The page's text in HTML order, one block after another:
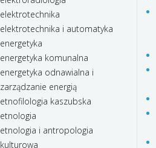
elektrotechnika
elektrotechnika i automatyka
energetyka
energetyka komunalna
energetyka odnawialna i
zarządzanie energią
etnofilologia kaszubska
etnologia
etnologia i antropologia
kulturowa